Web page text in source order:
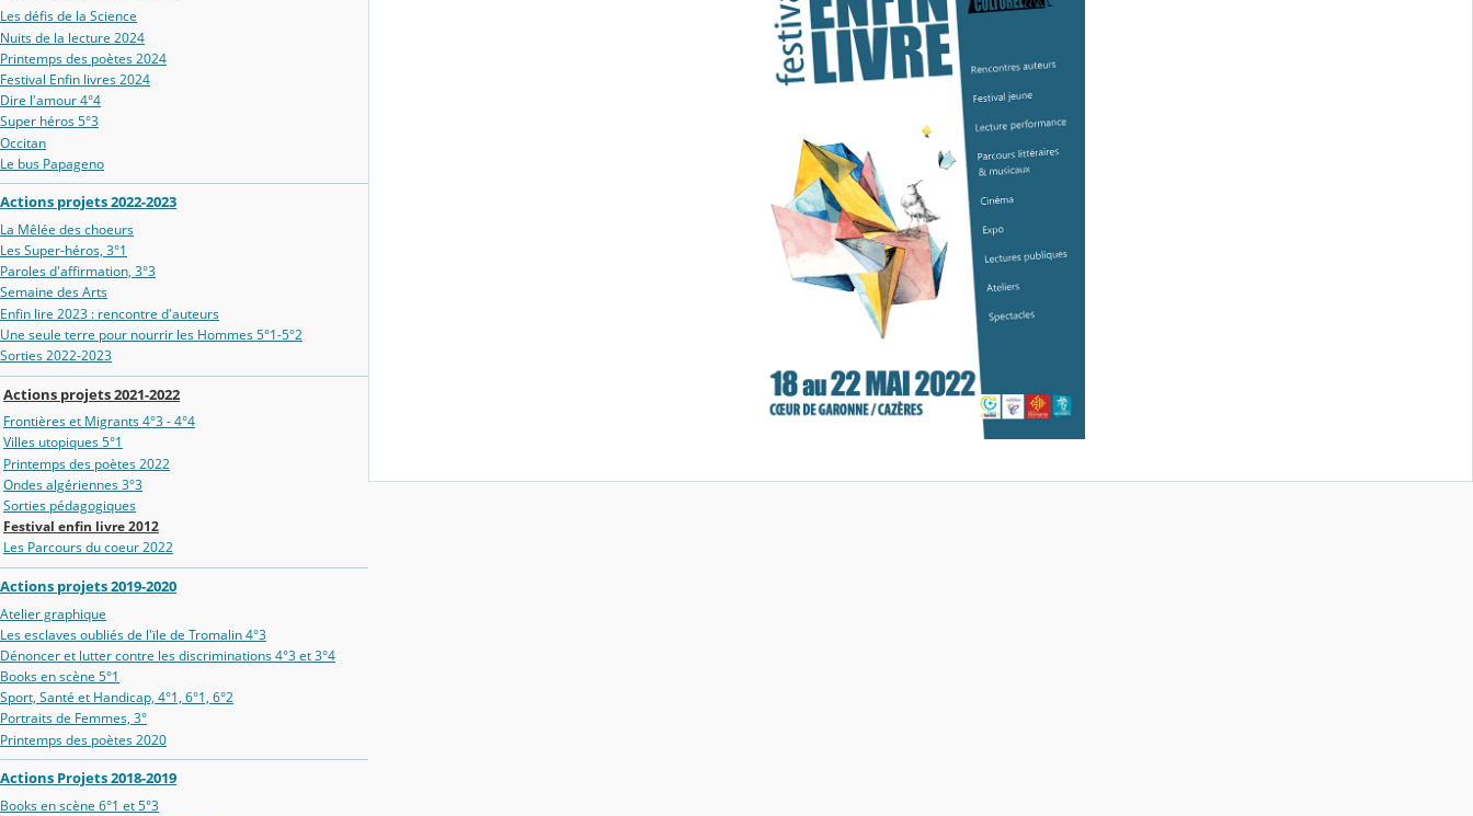
Les défis de la Science
Nuits de la lecture 2024
Printemps des poètes 2024
Festival Enfin livres 2024
Dire l'amour 4°4
Super héros 5°3
Occitan
Le bus Papageno
Actions projets 2022-2023
La Mêlée des choeurs
Les Super-héros, 3°1
Paroles d'affirmation, 3°3
Semaine des Arts
Enfin lire 2023 : rencontre d'auteurs
Une seule terre pour nourrir les Hommes 5°1-5°2
Sorties 2022-2023
Actions projets 2021-2022
Frontières et Migrants 4°3 - 4°4
Villes utopiques 5°1
Printemps des poètes 2022
Ondes algériennes 3°3
Sorties pédagogiques
Festival enfin livre 2012
Les Parcours du coeur 2022
Actions projets 2019-2020
Atelier graphique
Les esclaves oubliés de l'ïle de Tromalin 4°3
Dénoncer et lutter contre les discriminations 4°3 et 3°4
Books en scène 5°1
Sport, Santé et Handicap, 4°1, 6°1, 6°2
Portraits de Femmes, 3°
Printemps des poètes 2020
Actions Projets 2018-2019
Books en scène 6°1 et 5°3